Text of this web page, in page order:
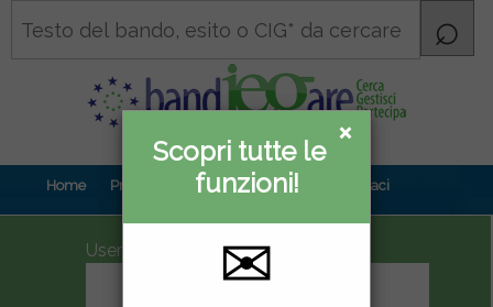
×
Informativa
privacy
×
Scopri tutte le
funzioni!
✉
Home Prova gratuita Contenuti Contattaci
UserID